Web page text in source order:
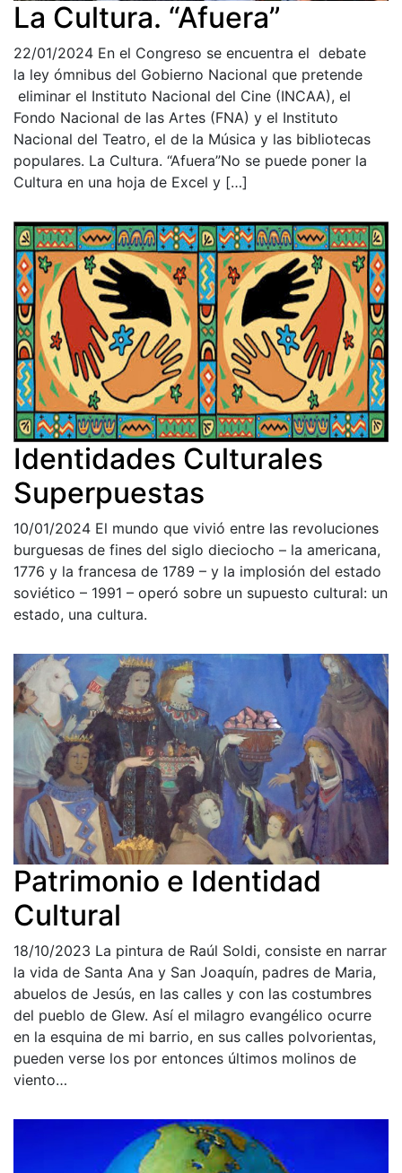
La Cultura. “Afuera”
22/01/2024 En el Congreso se encuentra el debate
la ley ómnibus del Gobierno Nacional que pretende
eliminar el Instituto Nacional del Cine (INCAA), el
Fondo Nacional de las Artes (FNA) y el Instituto
Nacional del Teatro, el de la Música y las bibliotecas
populares. La Cultura. “Afuera”No se puede poner la
Cultura en una hoja de Excel y […]
Identidades Culturales
Superpuestas
10/01/2024 El mundo que vivió entre las revoluciones
burguesas de fines del siglo dieciocho – la americana,
1776 y la francesa de 1789 – y la implosión del estado
soviético – 1991 – operó sobre un supuesto cultural: un
estado, una cultura.
Patrimonio e Identidad
Cultural
18/10/2023 La pintura de Raúl Soldi, consiste en narrar
la vida de Santa Ana y San Joaquín, padres de Maria,
abuelos de Jesús, en las calles y con las costumbres
del pueblo de Glew. Así el milagro evangélico ocurre
en la esquina de mi barrio, en sus calles polvorientas,
pueden verse los por entonces últimos molinos de
viento…